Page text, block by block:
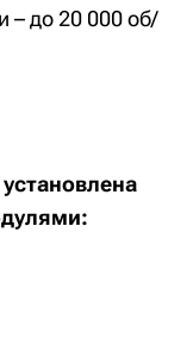
– до 20 000 об/